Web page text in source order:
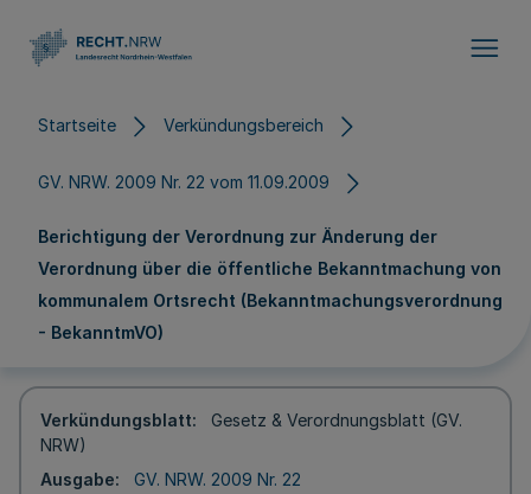
Startseite Verkündungsbereich
GV. NRW. 2009 Nr. 22 vom 11.09.2009
Berichtigung der Verordnung zur Änderung der
Verordnung über die öffentliche Bekanntmachung von
kommunalem Ortsrecht (Bekanntmachungsverordnung
- BekanntmVO)
Verkündungsblatt
Gesetz & Verordnungsblatt (GV.
NRW)
Ausgabe
GV. NRW. 2009 Nr. 22